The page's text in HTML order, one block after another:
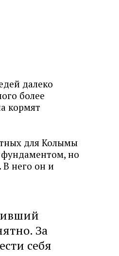
далеко
более
кормят
для Колымы
фундаментом, но
В него он и
За
себя